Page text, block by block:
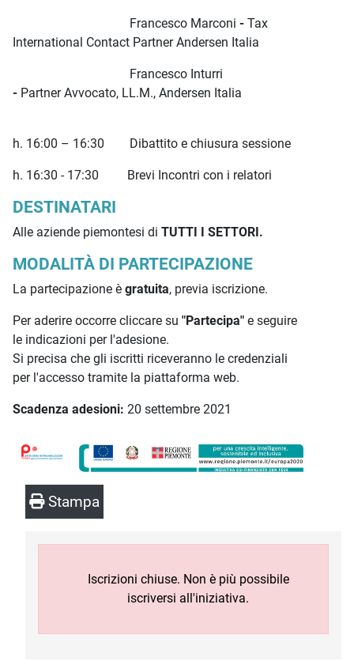
Francesco Marconi - Tax
International Contact Partner Andersen Italia
Francesco Inturri
- Partner Avvocato, LL.M., Andersen Italia
h. 16:00 – 16:30 Dibattito e chiusura sessione
h. 16:30 - 17:30 Brevi Incontri con i relatori
DESTINATARI
Alle aziende piemontesi di TUTTI I SETTORI.
MODALITÀ DI PARTECIPAZIONE
La partecipazione è gratuita, previa iscrizione.
Per aderire occorre cliccare su "Partecipa" e seguire
le indicazioni per l'adesione.
Si precisa che gli iscritti riceveranno le credenziali
per l'accesso tramite la piattaforma web.
Scadenza adesioni: 20 settembre 2021
Stampa
Iscrizioni chiuse. Non è più possibile
iscriversi all'iniziativa.